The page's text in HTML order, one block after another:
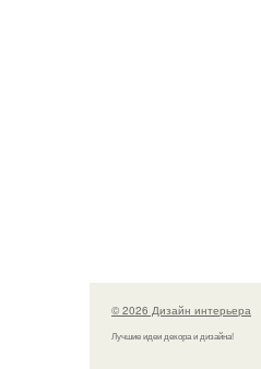
© 2026 Дизайн интерьера
Лучшие идеи декора и дизайна!